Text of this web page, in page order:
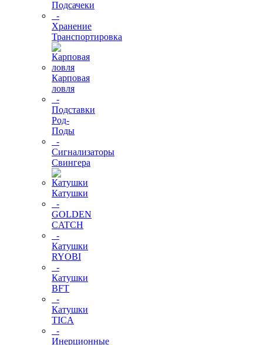
Подсачеки
-
Хранение
Транспортировка
Карповая
ловля
-
Подставки
Род-
Поды
-
Сигнализаторы
Свингера
Катушки
-
GOLDEN
CATCH
-
Катушки
RYOBI
-
Катушки
BFT
-
Катушки
TICA
-
Инерционные